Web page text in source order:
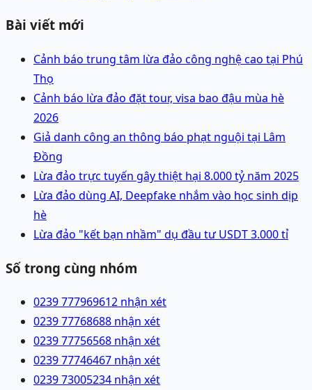
Bài viết mới
Cảnh báo trung tâm lừa đảo công nghệ cao tại Phú
Thọ
Cảnh báo lừa đảo đặt tour, visa bao đậu mùa hè
2026
Giả danh công an thông báo phạt nguội tại Lâm
Đồng
Lừa đảo trực tuyến gây thiệt hại 8.000 tỷ năm 2025
Lừa đảo dùng AI, Deepfake nhắm vào học sinh dịp
hè
Lừa đảo "kết bạn nhầm" dụ đầu tư USDT 3.000 tỉ
Số trong cùng nhóm
0239 777969612 nhận xét
0239 77768688 nhận xét
0239 77756568 nhận xét
0239 77746467 nhận xét
0239 73005234 nhận xét